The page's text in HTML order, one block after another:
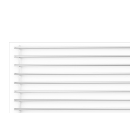
Vasen
Geschenke